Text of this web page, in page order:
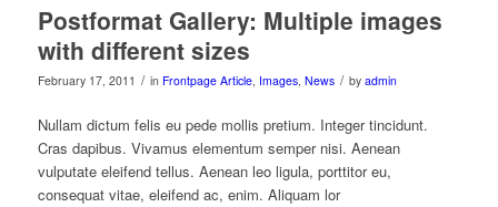
Postformat Gallery: Multiple images
with different sizes
February 17, 2011 / in Frontpage Article, Images, News / by admin
Nullam dictum felis eu pede mollis pretium. Integer tincidunt.
Cras dapibus. Vivamus elementum semper nisi. Aenean
vulputate eleifend tellus. Aenean leo ligula, porttitor eu,
consequat vitae, eleifend ac, enim. Aliquam lor